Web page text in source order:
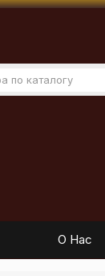
О Нас